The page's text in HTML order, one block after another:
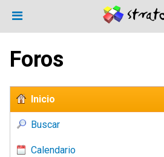
Foros
Inicio
Buscar
Calendario